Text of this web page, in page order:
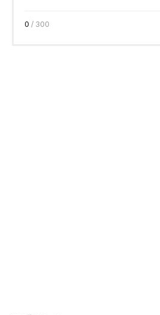
0 / 300